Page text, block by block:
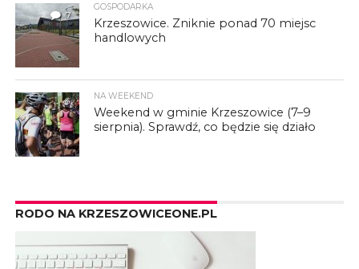
7
GOSPODARKA
Krzeszowice. Zniknie ponad 70 miejsc
handlowych
NA WEEKEND
Weekend w gminie Krzeszowice (7–9
sierpnia). Sprawdź, co będzie się działo
RODO NA KRZESZOWICEONE.PL